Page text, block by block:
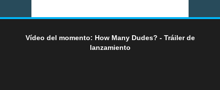
Vídeo del momento: How Many Dudes? - Tráiler de
lanzamiento